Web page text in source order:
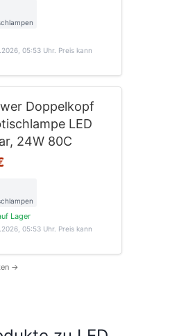
05:53 Uhr. Preis kann
Doppelkopf
LED
24W 80C
Lager
05:53 Uhr. Preis kann
→